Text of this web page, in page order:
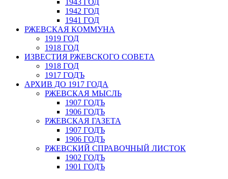
1943 ГОД
1942 ГОД
1941 ГОД
РЖЕВСКАЯ КОММУНА
1919 ГОД
1918 ГОД
ИЗВЕСТИЯ РЖЕВСКОГО СОВЕТА
1918 ГОД
1917 ГОДЪ
АРХИВ ДО 1917 ГОДА
РЖЕВСКАЯ МЫСЛЬ
1907 ГОДЪ
1906 ГОДЪ
РЖЕВСКАЯ ГАЗЕТА
1907 ГОДЪ
1906 ГОДЪ
РЖЕВСКИЙ СПРАВОЧНЫЙ ЛИСТОК
1902 ГОДЪ
1901 ГОДЪ